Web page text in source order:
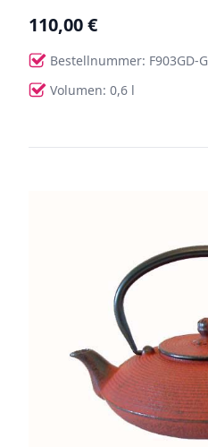
110,00 €
Bestellnummer: F903GD-G
Volumen: 0,6 l